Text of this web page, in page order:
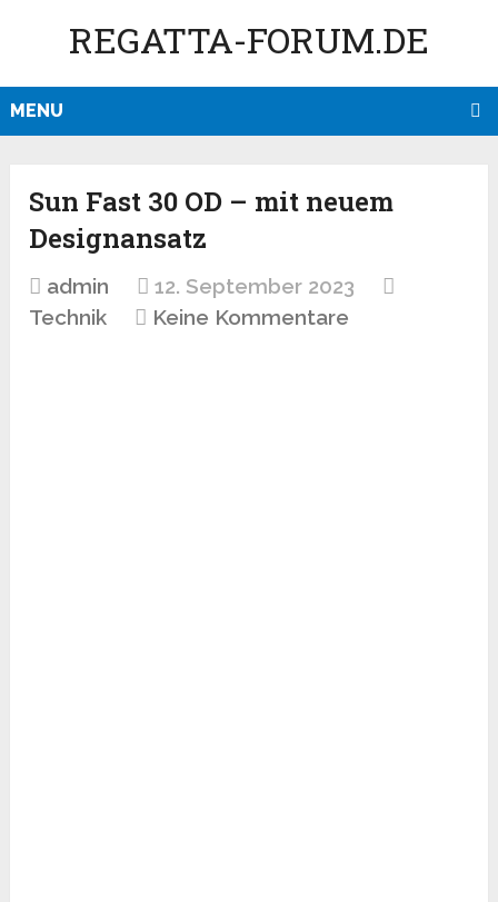
REGATTA-FORUM.DE
MENU
Sun Fast 30 OD – mit neuem
Designansatz
admin
12. September 2023
Technik
Keine Kommentare